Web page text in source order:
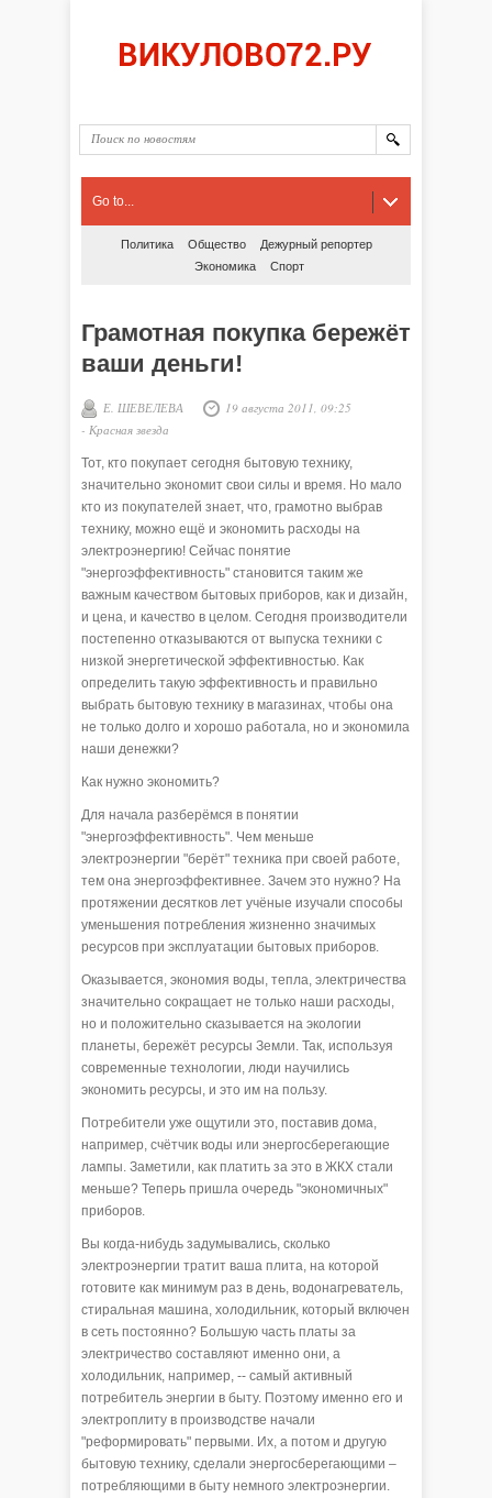
Go to...
Политика Общество
Дежурный репортер
Экономика
Спорт
Грамотная покупка бережёт
ваши деньги!
Е. ШЕВЕЛЕВА
19 августа 2011, 09:25
- Красная звезда
Тот, кто покупает сегодня бытовую технику,
значительно экономит свои силы и время. Но мало
кто из покупателей знает, что, грамотно выбрав
технику, можно ещё и экономить расходы на
электроэнергию! Сейчас понятие
"энергоэффективность" становится таким же
важным качеством бытовых приборов, как и дизайн,
и цена, и качество в целом. Сегодня производители
постепенно отказываются от выпуска техники с
низкой энергетической эффективностью. Как
определить такую эффективность и правильно
выбрать бытовую технику в магазинах, чтобы она
не только долго и хорошо работала, но и экономила
наши денежки?
Как нужно экономить?
Для начала разберёмся в понятии
"энергоэффективность". Чем меньше
электроэнергии "берёт" техника при своей работе,
тем она энергоэффективнее. Зачем это нужно? На
протяжении десятков лет учёные изучали способы
уменьшения потребления жизненно значимых
ресурсов при эксплуатации бытовых приборов.
Оказывается, экономия воды, тепла, электричества
значительно сокращает не только наши расходы,
но и положительно сказывается на экологии
планеты, бережёт ресурсы Земли. Так, используя
современные технологии, люди научились
экономить ресурсы, и это им на пользу.
Потребители уже ощутили это, поставив дома,
например, счётчик воды или энергосберегающие
лампы. Заметили, как платить за это в ЖКХ стали
меньше? Теперь пришла очередь "экономичных"
приборов.
Вы когда-нибудь задумывались, сколько
электроэнергии тратит ваша плита, на которой
готовите как минимум раз в день, водонагреватель,
стиральная машина, холодильник, который включен
в сеть постоянно? Большую часть платы за
электричество составляют именно они, а
холодильник, например, -- самый активный
потребитель энергии в быту. Поэтому именно его и
электроплиту в производстве начали
"реформировать" первыми. Их, а потом и другую
бытовую технику, сделали энергосберегающими –
потребляющими в быту немного электроэнергии.